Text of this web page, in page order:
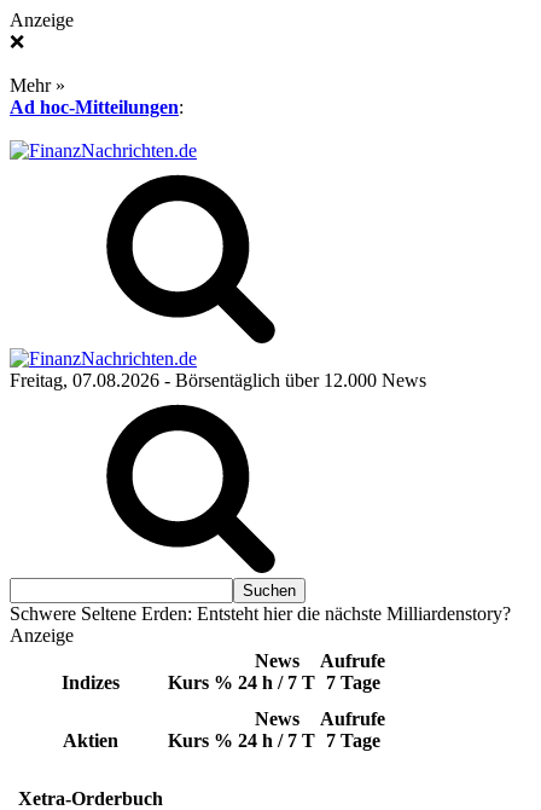
Anzeige
❌
Mehr »
Ad hoc-Mitteilungen:
Freitag, 07.08.2026 - Börsentäglich über 12.000 News
Schwere Seltene Erden: Entsteht hier die nächste Milliardenstory?
Anzeige
Indizes Kurs %
News
24 h / 7 T
Aufrufe
7 Tage
Aktien Kurs %
News
24 h / 7 T
Aufrufe
7 Tage
Xetra-Orderbuch